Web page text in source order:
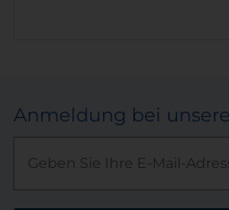
Anmeldung bei